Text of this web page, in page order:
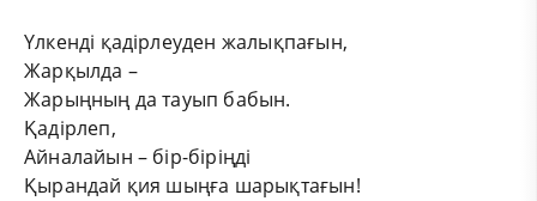
Үлкенді қадірлеуден жалықпағын,
Жарқылда –
Жарыңның да тауып бабын.
Қадірлеп,
Айналайын – бір-біріңді
Қырандай қия шыңға шарықтағын!